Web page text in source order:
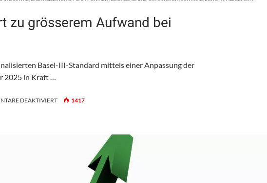
zu grösserem Aufwand bei
Basel-III-Standard mittels einer Anpassung der
2025 in Kraft …
DEAKTIVIERTFÜR
GRÖSSEREM
1417